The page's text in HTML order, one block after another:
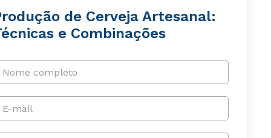
de Cerveja Artesanal:
e Combinações
Nome completo
E-mail